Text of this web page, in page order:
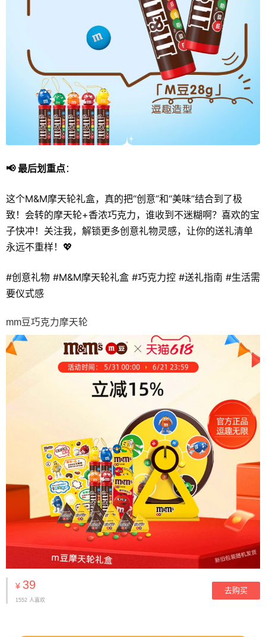
📢 最后划重点：
这个M&M摩天轮礼盒，真的把“创意”和“美味”结合到了极
致！会转的摩天轮+香浓巧克力，谁收到不迷糊啊？喜欢的宝
子快冲！关注我，解锁更多创意礼物灵感，让你的送礼清单
永远不重样！💖
#创意礼物 #M&M摩天轮礼盒 #巧克力控 #送礼指南 #生活需
要仪式感
mm豆巧克力摩天轮
¥ 39
1552 人喜欢
去购买